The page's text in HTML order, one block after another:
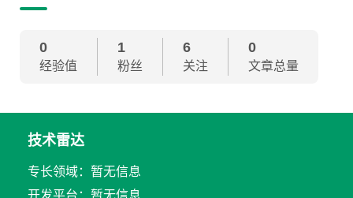
0
经验值
1
粉丝
6
关注
0
文章总量
技术雷达
专长领域：暂无信息
开发平台：暂无信息